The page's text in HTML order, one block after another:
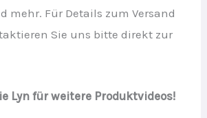
mehr. Für Details zum Versand
Sie uns bitte direkt zur
Lyn für weitere Produktvideos!